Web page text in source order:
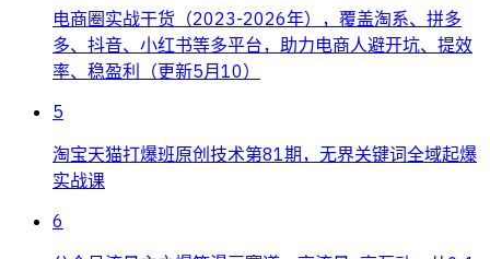
电商圈实战干货（2023-2026年），覆盖淘系、拼多
多、抖音、小红书等多平台，助力电商人避开坑、提效
率、稳盈利（更新5月10）
5
淘宝天猫打爆班原创技术第81期，无界关键词全域起爆
实战课
6